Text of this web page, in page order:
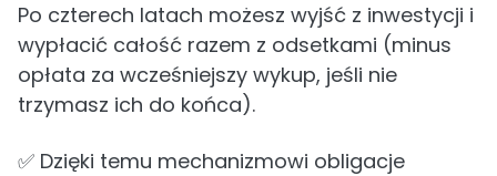
Po czterech latach możesz wyjść z inwestycji i
wypłacić całość razem z odsetkami (minus
opłata za wcześniejszy wykup, jeśli nie
trzymasz ich do końca).
✅ Dzięki temu mechanizmowi obligacje